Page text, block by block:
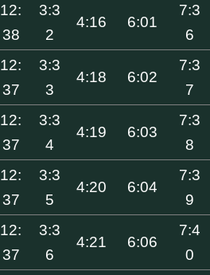
12:
38
3:3
2
4:16 6:01
7:3
6
12:
37
3:3
3
4:18 6:02
7:3
7
12:
37
3:3
4
4:19 6:03
7:3
8
12:
37
3:3
5
4:20 6:04
7:3
9
12:
37
3:3
6
4:21 6:06
7:4
0